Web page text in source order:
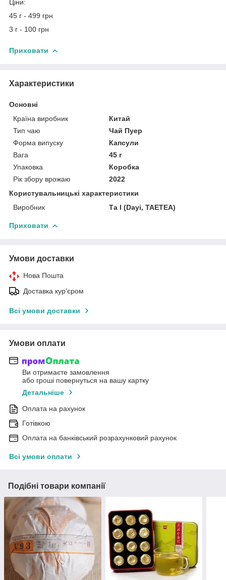
Ціни:
45 г - 499 грн
3 г - 100 грн
Приховати
Характеристики
Основні
Країна виробник
Китай
Тип чаю
Чай Пуер
Форма випуску
Капсули
Вага
45 г
Упаковка
Коробка
Рік збору врожаю
2022
Користувальницькі характеристики
Виробник
Та І (Dayi, TAETEA)
Приховати
Умови доставки
Нова Пошта
Доставка кур'єром
Всі умови доставки
Умови оплати
Ви отримаєте замовлення
або гроші повернуться на вашу картку
Детальніше
Оплата на рахунок
Готівкою
Оплата на банківський розрахунковий рахунок
Всі умови оплати
Подібні товари компанії